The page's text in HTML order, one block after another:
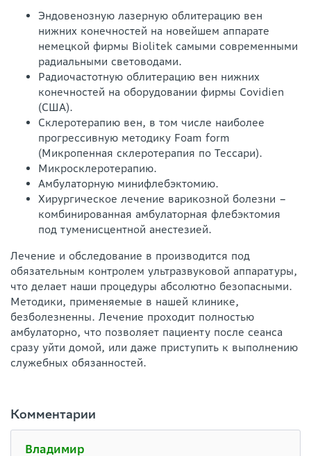
Эндовенозную лазерную облитерацию вен
нижних конечностей на новейшем аппарате
немецкой фирмы Biolitek самыми современными
радиальными световодами.
Радиочастотную облитерацию вен нижних
конечностей на оборудовании фирмы Covidien
(США).
Склеротерапию вен, в том числе наиболее
прогрессивную методику Foam form
(Микропенная склеротерапия по Тессари).
Микросклеротерапию.
Амбулаторную минифлебэктомию.
Хирургическое лечение варикозной болезни –
комбинированная амбулаторная флебэктомия
под туменисцентной анестезией.
Лечение и обследование в производится под
обязательным контролем ультразвуковой аппаратуры,
что делает наши процедуры абсолютно безопасными.
Методики, применяемые в нашей клинике,
безболезненны. Лечение проходит полностью
амбулаторно, что позволяет пациенту после сеанса
сразу уйти домой, или даже приступить к выполнению
служебных обязанностей.
Комментарии
Владимир